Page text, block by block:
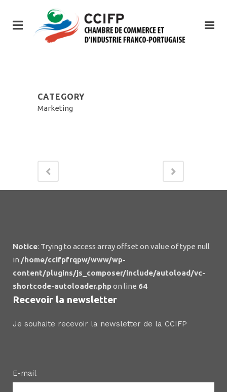
CATEGORY
Marketing
Notice: Trying to access array offset on value of type null
in /home/ccifpfrqpw/www/wp-
content/plugins/js_composer/include/autoload/vc-
shortcode-autoloader.phpon line 64
Recevoir la newsletter
Je souhaite recevoir la newsletter de la CCIFP
E-mail